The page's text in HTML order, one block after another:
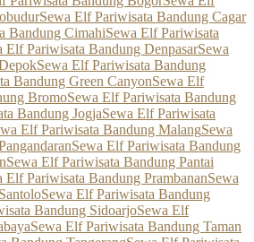
Sewa Elf Pariwisata Bandung Cagar
Bandung CimahiSewa Elf Pariwisata
Elf Pariwisata Bandung DenpasarSewa
Sewa Elf Pariwisata Bandung
Bandung Green CanyonSewa Elf
BromoSewa Elf Pariwisata Bandung
Bandung JogjaSewa Elf Pariwisata
Elf Pariwisata Bandung MalangSewa
Sewa Elf Pariwisata Bandung
Sewa Elf Pariwisata Bandung Pantai
Elf Pariwisata Bandung PrambananSewa
Sewa Elf Pariwisata Bandung
Bandung SidoarjoSewa Elf
Sewa Elf Pariwisata Bandung Taman